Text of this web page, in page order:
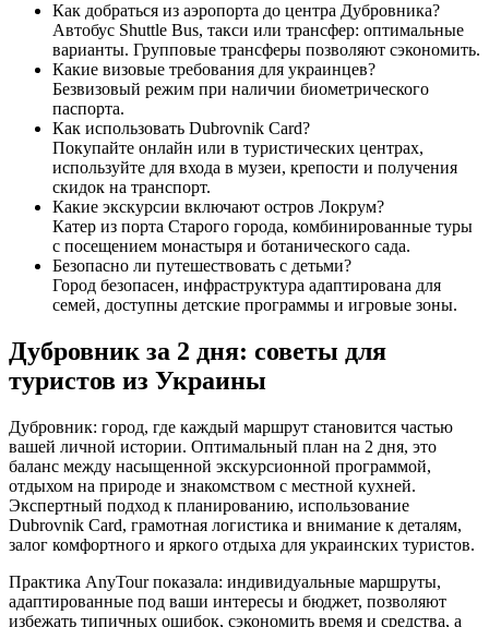
Как добраться из аэропорта до центра Дубровника?
Автобус Shuttle Bus, такси или трансфер: оптимальные
варианты. Групповые трансферы позволяют сэкономить.
Какие визовые требования для украинцев?
Безвизовый режим при наличии биометрического
паспорта.
Как использовать Dubrovnik Card?
Покупайте онлайн или в туристических центрах,
используйте для входа в музеи, крепости и получения
скидок на транспорт.
Какие экскурсии включают остров Локрум?
Катер из порта Старого города, комбинированные туры
с посещением монастыря и ботанического сада.
Безопасно ли путешествовать с детьми?
Город безопасен, инфраструктура адаптирована для
семей, доступны детские программы и игровые зоны.
Дубровник за 2 дня: советы для
туристов из Украины
Дубровник: город, где каждый маршрут становится частью
вашей личной истории. Оптимальный план на 2 дня, это
баланс между насыщенной экскурсионной программой,
отдыхом на природе и знакомством с местной кухней.
Экспертный подход к планированию, использование
Dubrovnik Card, грамотная логистика и внимание к деталям,
залог комфортного и яркого отдыха для украинских туристов.
Практика AnyTour показала: индивидуальные маршруты,
адаптированные под ваши интересы и бюджет, позволяют
избежать типичных ошибок, сэкономить время и средства, а